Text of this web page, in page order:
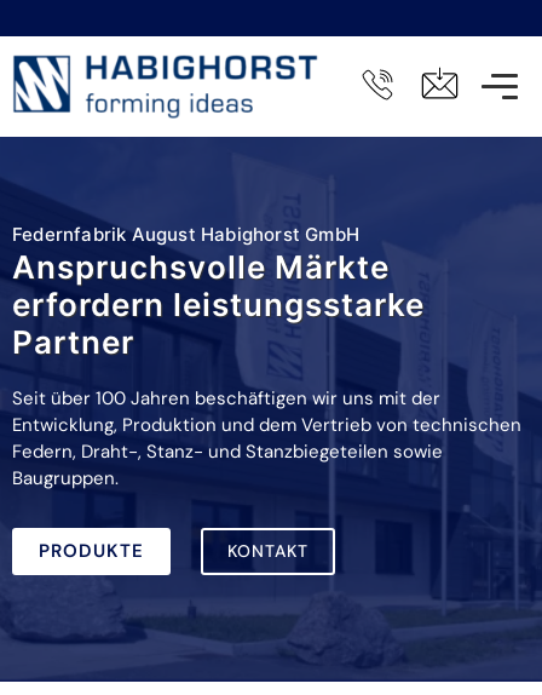
Federnfabrik August Habighorst GmbH
Anspruchsvolle Märkte
erfordern leistungsstarke
Partner
Seit über 100 Jahren beschäftigen wir uns mit der
Entwicklung, Produktion und dem Vertrieb von technischen
Federn, Draht-, Stanz- und Stanzbiegeteilen sowie
Baugruppen.
PRODUKTE KONTAKT